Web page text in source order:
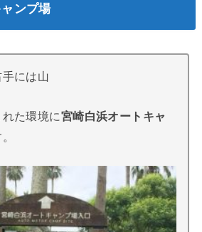
ンプ場
には山
た環境に宮崎白浜オートキャ